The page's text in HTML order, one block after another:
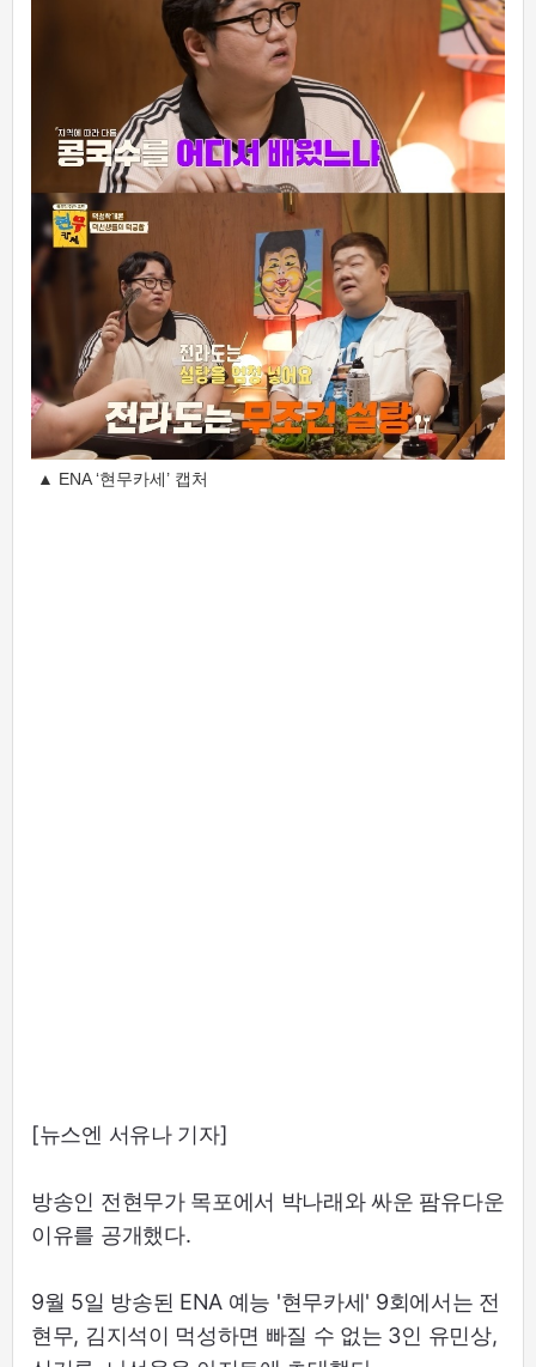
▲ ENA ‘현무카세’ 캡처
[뉴스엔 서유나 기자]
방송인 전현무가 목포에서 박나래와 싸운 팜유다운
이유를 공개했다.
9월 5일 방송된 ENA 예능 '현무카세' 9회에서는 전
현무, 김지석이 먹성하면 빠질 수 없는 3인 유민상,